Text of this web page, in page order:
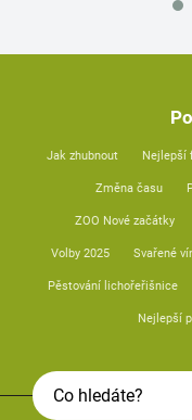
Jak zhubnout Nejlepší
Změna času
ZOO Nové začátky
Volby 2025 Svařené
Pěstování lichořeřišnice
Nejlepší